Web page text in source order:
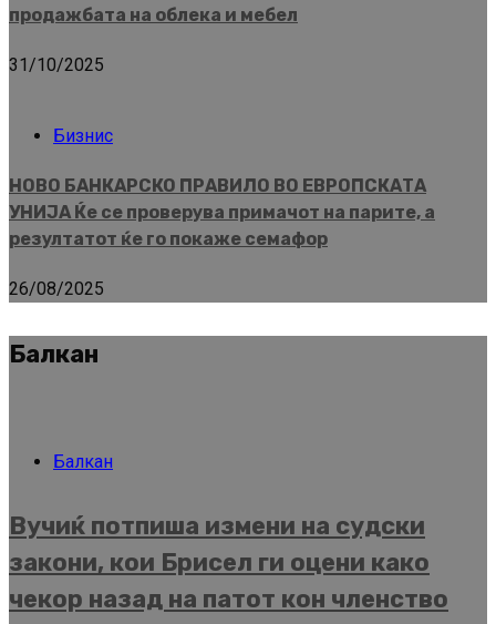
продажбата на облека и мебел
31/10/2025
Бизнис
НОВО БАНКАРСКО ПРАВИЛО ВО ЕВРОПСКАТА
УНИЈА Ќе се проверува примачот на парите, а
резултатот ќе го покаже семафор
26/08/2025
Балкан
Балкан
Вучиќ потпиша измени на судски
закони, кои Брисел ги оцени како
чекор назад на патот кон членство